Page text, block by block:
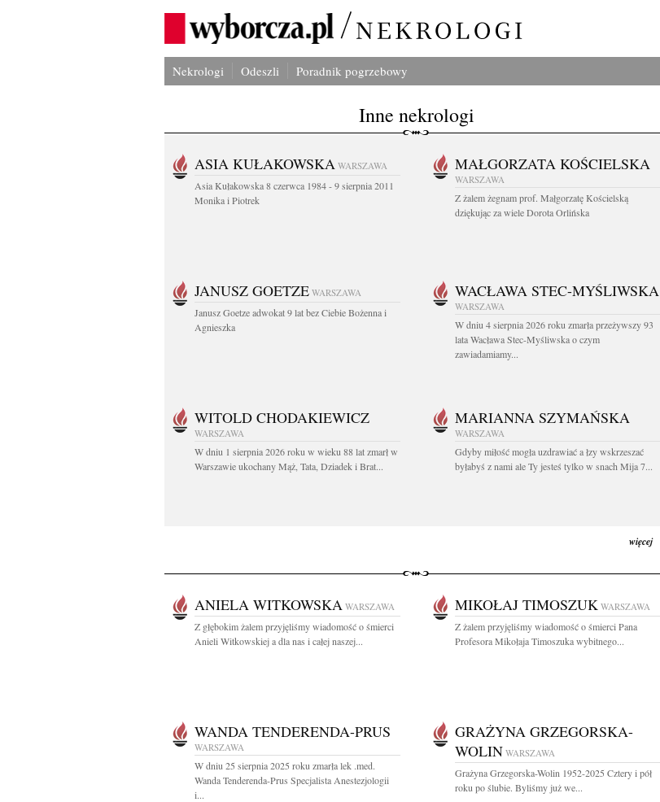
Nekrologi Odeszli Poradnik pogrzebowy
Inne nekrologi
ASIA KUŁAKOWSKA WARSZAWA
Asia Kułakowska 8 czerwca 1984 - 9 sierpnia 2011
Monika i Piotrek
MAŁGORZATA KOŚCIELSKA
WARSZAWA
Z żalem żegnam prof. Małgorzatę Kościelską
dziękując za wiele Dorota Orlińska
JANUSZ GOETZE WARSZAWA
Janusz Goetze adwokat 9 lat bez Ciebie Bożenna i
Agnieszka
WACŁAWA STEC-MYŚLIWSKA
WARSZAWA
W dniu 4 sierpnia 2026 roku zmarła przeżywszy 93
lata Wacława Stec-Myśliwska o czym
zawiadamiamy...
WITOLD CHODAKIEWICZ
WARSZAWA
W dniu 1 sierpnia 2026 roku w wieku 88 lat zmarł w
Warszawie ukochany Mąż, Tata, Dziadek i Brat...
MARIANNA SZYMAŃSKA
WARSZAWA
Gdyby miłość mogła uzdrawiać a łzy wskrzeszać
byłabyś z nami ale Ty jesteś tylko w snach Mija 7...
więcej
ANIELA WITKOWSKA WARSZAWA
Z głębokim żalem przyjęliśmy wiadomość o śmierci
Anieli Witkowskiej a dla nas i całej naszej...
MIKOŁAJ TIMOSZUK WARSZAWA
Z żalem przyjęliśmy wiadomość o śmierci Pana
Profesora Mikołaja Timoszuka wybitnego...
WANDA TENDERENDA-PRUS
WARSZAWA
W dniu 25 sierpnia 2025 roku zmarła lek .med.
Wanda Tenderenda-Prus Specjalista Anestezjologii
i...
GRAŻYNA GRZEGORSKA-
WOLIN WARSZAWA
Grażyna Grzegorska-Wolin 1952-2025 Cztery i pół
roku po ślubie. Byliśmy już we...